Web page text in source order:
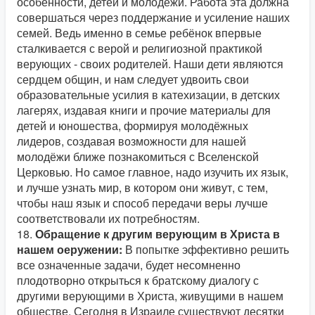
совершаться через поддержание и усиление наших
семей. Ведь именно в семье ребёнок впервые
сталкивается с верой и религиозной практикой
верующих - своих родителей. Наши дети являются
сердцем общин, и нам следует удвоить свои
образовательные усилия в катехизации, в детских
лагерях, издавая книги и прочие материалы для
детей и юношества, формируя молодёжных
лидеров, создавая возможности для нашей
молодёжи ближе познакомиться с Вселенской
Церковью. Но самое главное, надо изучить их язык,
и лучше узнать мир, в котором они живут, с тем,
чтобы наш язык и способ передачи веры лучше
соответствовали их потребностям.
18. Обращение к другим верующим в Христа в
нашем оеружении: В попытке эффективно решить
все означенные задачи, будет несомненно
плодотворно открыться к братскому диалогу с
другими верующими в Христа, живущими в нашем
обществе. Сегодня в Израиле существуют десятки